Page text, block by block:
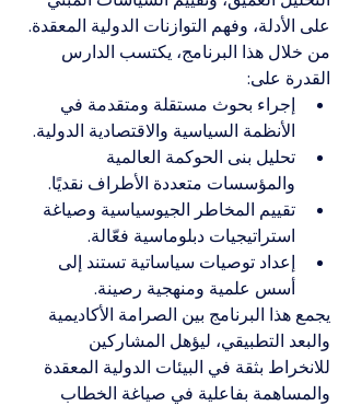
على الأدلة، وفهم التوازنات الدولية المعقدة.
من خلال هذا البرنامج، يكتسب الدارس
القدرة على:
إجراء بحوث مستقلة ومتقدمة في
الأنظمة السياسية والاقتصادية الدولية.
تحليل بنى الحوكمة العالمية
والمؤسسات متعددة الأطراف نقديًا.
تقييم المخاطر الجيوسياسية وصياغة
استراتيجيات دبلوماسية فعّالة.
إعداد توصيات سياساتية تستند إلى
أسس علمية ومنهجية رصينة.
يجمع هذا البرنامج بين الصرامة الأكاديمية
والبعد التطبيقي، ليؤهل المشاركين
للانخراط بثقة في البيئات الدولية المعقدة
والمساهمة بفاعلية في صياغة الخطاب